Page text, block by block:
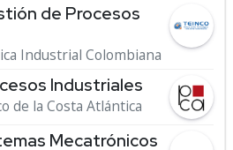
de Procesos
Industrial Colombiana
Industriales
de la Costa Atlántica
Mecatrónicos